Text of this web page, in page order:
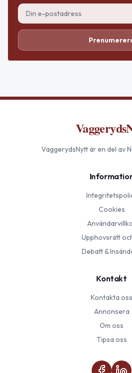
VaggerydsNyttär en del av
Cookies
Upphovsrätt
Debatt &
Kontakt
Kontakta oss
Annonsera
Om oss
Tipsa oss